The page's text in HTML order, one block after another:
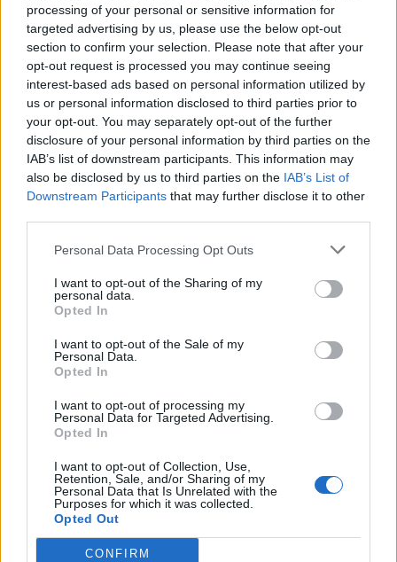
processing of your personal or sensitive information for
targeted advertising by us, please use the below opt-out
section to confirm your selection. Please note that after your
opt-out request is processed you may continue seeing
interest-based ads based on personal information utilized by
us or personal information disclosed to third parties prior to
your opt-out. You may separately opt-out of the further
disclosure of your personal information by third parties on the
IAB’s list of downstream participants. This information may
also be disclosed by us to third parties on the IAB’s List of
Downstream Participants that may further disclose it to other
Personal Data Processing Opt Outs
I want to opt-out of the Sharing of my
personal data.
Opted In
I want to opt-out of the Sale of my
Personal Data.
Opted In
I want to opt-out of processing my
Personal Data for Targeted Advertising.
Opted In
I want to opt-out of Collection, Use,
Retention, Sale, and/or Sharing of my
Personal Data that Is Unrelated with the
Purposes for which it was collected.
Opted Out
CONFIRM
News
consilier al lui Băsescu a fost
percheziționat și...
1 COMENTARIU
Jos PCR-PSD marți, 1 iunie 2021 La 13.12
O fi greu de ghicit cui i-a dat Mafia pensiile cele
mai mari și de ce ? „Celor ce muncesc” sau
„instituțiilor de forță” ?
Răspundeți
LĂSAȚI UN MESAJ